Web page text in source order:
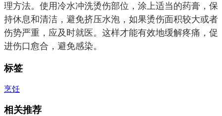
理方法。使用冷水冲洗烫伤部位，涂上适当的药膏，保
持休息和清洁，避免挤压水泡，如果烫伤面积较大或者
伤势严重，应及时就医。这样才能有效地缓解疼痛，促
进伤口愈合，避免感染。
标签
烹饪
相关推荐